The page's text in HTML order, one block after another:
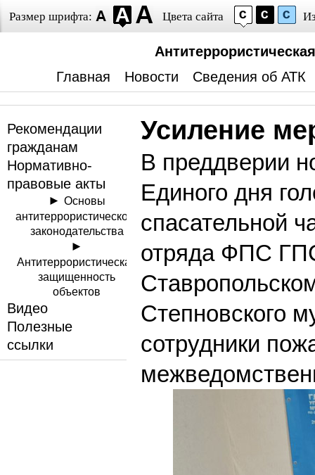
Размер шрифта: Цвета сайта
Главная
Новости Сведения об АТК
Рекомендации
гражданам
Нормативно-
правовые акты
Основы
антитеррористического
законодательства
Антитеррористическая
защищенность
объектов
Видео
Полезные
ссылки
Усиление
В преддверии
Единого дня
спасательной
отряда ФПС
Степновского
сотрудники